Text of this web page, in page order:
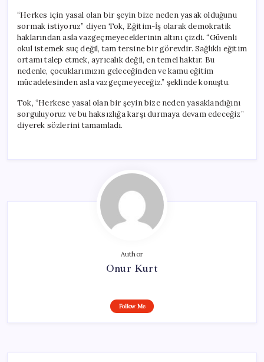
“Herkes için yasal olan bir şeyin bize neden yasak olduğunu
sormak istiyoruz” diyen Tok, Eğitim-İş olarak demokratik
haklarından asla vazgeçmeyeceklerinin altını çizdi. “Güvenli
okul istemek suç değil, tam tersine bir görevdir. Sağlıklı eğitim
ortamı talep etmek, ayrıcalık değil, en temel haktır. Bu
nedenle, çocuklarımızın geleceğinden ve kamu eğitim
mücadelesinden asla vazgeçmeyeceğiz.” şeklinde konuştu.
Tok, “Herkese yasal olan bir şeyin bize neden yasaklandığını
sorguluyoruz ve bu haksızlığa karşı durmaya devam edeceğiz”
diyerek sözlerini tamamladı.
Author
Onur Kurt
Follow Me